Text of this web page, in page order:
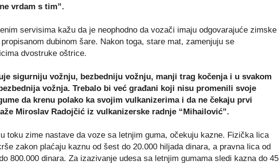
vrdam s tim”.
servisima kažu da je neophodno da vozači imaju odgovarajuće zimske
dubinom šare. Nakon toga, stare mat, zamenjuju se
dvostruke oštrice.
sigurniju vožnju, bezbedniju vožnju, manji trag kočenja i u svakom
vožnja. Trebalo bi već građani koji nisu promenili svoje
da krenu polako ka svojim vulkanizerima i da ne čekaju prvi
Miroslav Radojčić iz vulkanizerske radnje “Mihailović”.
toku zime nastave da voze sa letnjim guma, očekuju kazne. Fizička lica
zakon plaćaju kaznu od šest do 20.000 hiljada dinara, a pravna lica od
800.000 dinara. Za izazivanje udesa sa letnjim gumama sledi kazna do 45